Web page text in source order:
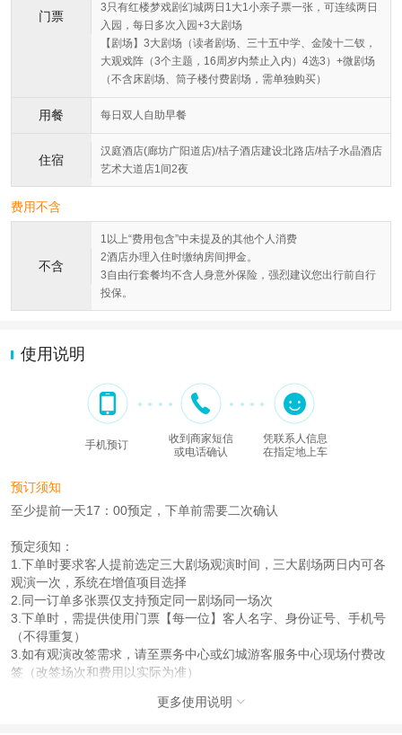
门票
3只有红楼梦戏剧幻城两日1大1小亲子票一张，可连续两日
入园，每日多次入园+3大剧场
【剧场】3大剧场（读者剧场、三十五中学、金陵十二钗，
大观戏阵（3个主题，16周岁内禁止入内）4选3）+微剧场
（不含床剧场、筒子楼付费剧场，需单独购买）
用餐 每日双人自助早餐
住宿
汉庭酒店(廊坊广阳道店)/桔子酒店建设北路店/桔子水晶酒店
艺术大道店1间2夜
费用不含
不含
1以上“费用包含”中未提及的其他个人消费
2酒店办理入住时缴纳房间押金。
3自由行套餐均不含人身意外保险，强烈建议您出行前自行
投保。
使用说明
手机预订
收到商家短信
或电话确认
凭联系人信息
在指定地上车
预订须知
至少提前一天17：00预定，下单前需要二次确认
预定须知：
1.下单时要求客人提前选定三大剧场观演时间，三大剧场两日内可各
观演一次，系统在增值项目选择
2.同一订单多张票仅支持预定同一剧场同一场次
3.下单时，需提供使用门票【每一位】客人名字、身份证号、手机号
（不得重复）
3.如有观演改签需求，请至票务中心或幻城游客服务中心现场付费改
签（改签场次和费用以实际为准）
入园方式/酒店入住方式说明：更多使用说明 